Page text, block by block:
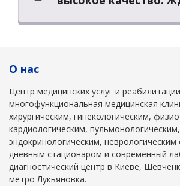
О нас
Центр медицинских услуг и
многофункциональная медицинская
хирургическим, гинекологическим,
кардиологическим, пульмонологическим,
эндокринологическим,
дневным стационаром и современный
диагностический центр в Киеве,
метро Лукьяновка.